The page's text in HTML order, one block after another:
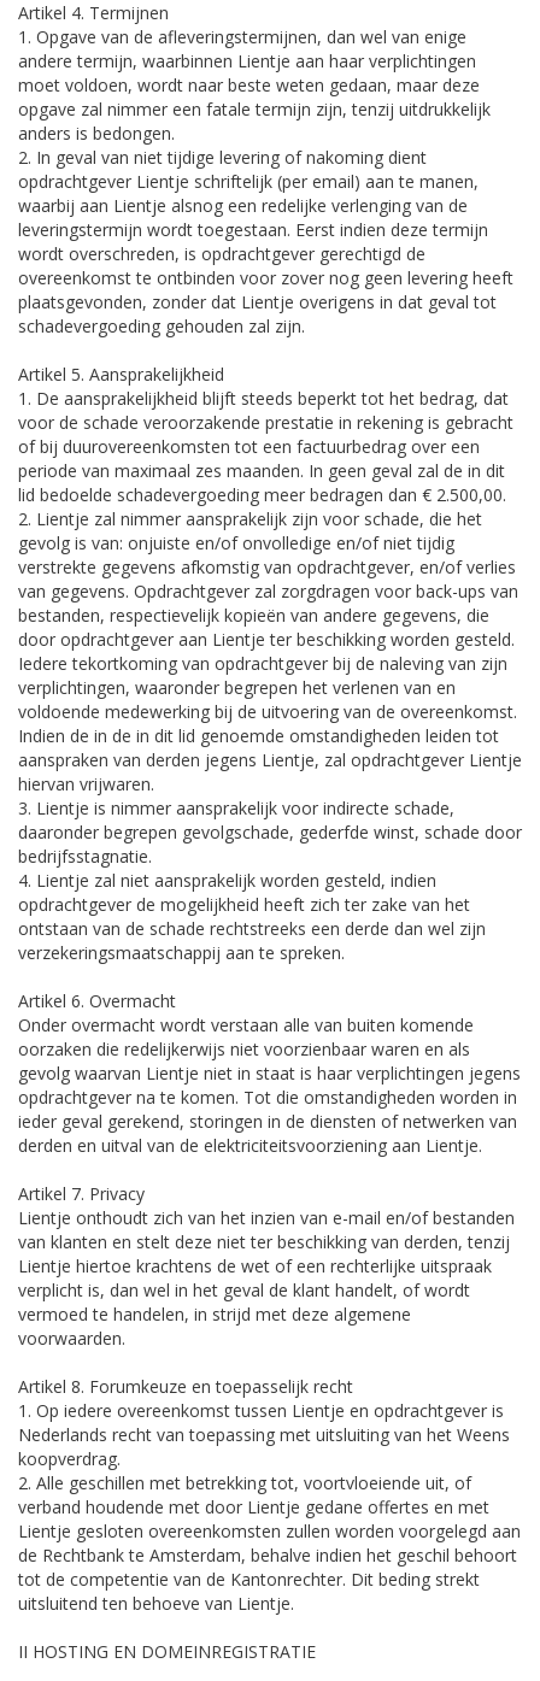
Artikel 4. Termijnen
1. Opgave van de afleveringstermijnen, dan wel van enige
andere termijn, waarbinnen Lientje aan haar verplichtingen
moet voldoen, wordt naar beste weten gedaan, maar deze
opgave zal nimmer een fatale termijn zijn, tenzij uitdrukkelijk
anders is bedongen.
2. In geval van niet tijdige levering of nakoming dient
opdrachtgever Lientje schriftelijk (per email) aan te manen,
waarbij aan Lientje alsnog een redelijke verlenging van de
leveringstermijn wordt toegestaan. Eerst indien deze termijn
wordt overschreden, is opdrachtgever gerechtigd de
overeenkomst te ontbinden voor zover nog geen levering heeft
plaatsgevonden, zonder dat Lientje overigens in dat geval tot
schadevergoeding gehouden zal zijn.
Artikel 5. Aansprakelijkheid
1. De aansprakelijkheid blijft steeds beperkt tot het bedrag, dat
voor de schade veroorzakende prestatie in rekening is gebracht
of bij duurovereenkomsten tot een factuurbedrag over een
periode van maximaal zes maanden. In geen geval zal de in dit
lid bedoelde schadevergoeding meer bedragen dan € 2.500,00.
2. Lientje zal nimmer aansprakelijk zijn voor schade, die het
gevolg is van: onjuiste en/of onvolledige en/of niet tijdig
verstrekte gegevens afkomstig van opdrachtgever, en/of verlies
van gegevens. Opdrachtgever zal zorgdragen voor back-ups van
bestanden, respectievelijk kopieën van andere gegevens, die
door opdrachtgever aan Lientje ter beschikking worden gesteld.
Iedere tekortkoming van opdrachtgever bij de naleving van zijn
verplichtingen, waaronder begrepen het verlenen van en
voldoende medewerking bij de uitvoering van de overeenkomst.
Indien de in de in dit lid genoemde omstandigheden leiden tot
aanspraken van derden jegens Lientje, zal opdrachtgever Lientje
hiervan vrijwaren.
3. Lientje is nimmer aansprakelijk voor indirecte schade,
daaronder begrepen gevolgschade, gederfde winst, schade door
bedrijfsstagnatie.
4. Lientje zal niet aansprakelijk worden gesteld, indien
opdrachtgever de mogelijkheid heeft zich ter zake van het
ontstaan van de schade rechtstreeks een derde dan wel zijn
verzekeringsmaatschappij aan te spreken.
Artikel 6. Overmacht
Onder overmacht wordt verstaan alle van buiten komende
oorzaken die redelijkerwijs niet voorzienbaar waren en als
gevolg waarvan Lientje niet in staat is haar verplichtingen jegens
opdrachtgever na te komen. Tot die omstandigheden worden in
ieder geval gerekend, storingen in de diensten of netwerken van
derden en uitval van de elektriciteitsvoorziening aan Lientje.
Artikel 7. Privacy
Lientje onthoudt zich van het inzien van e-mail en/of bestanden
van klanten en stelt deze niet ter beschikking van derden, tenzij
Lientje hiertoe krachtens de wet of een rechterlijke uitspraak
verplicht is, dan wel in het geval de klant handelt, of wordt
vermoed te handelen, in strijd met deze algemene
voorwaarden.
Artikel 8. Forumkeuze en toepasselijk recht
1. Op iedere overeenkomst tussen Lientje en opdrachtgever is
Nederlands recht van toepassing met uitsluiting van het Weens
koopverdrag.
2. Alle geschillen met betrekking tot, voortvloeiende uit, of
verband houdende met door Lientje gedane offertes en met
Lientje gesloten overeenkomsten zullen worden voorgelegd aan
de Rechtbank te Amsterdam, behalve indien het geschil behoort
tot de competentie van de Kantonrechter. Dit beding strekt
uitsluitend ten behoeve van Lientje.
II HOSTING EN DOMEINREGISTRATIE